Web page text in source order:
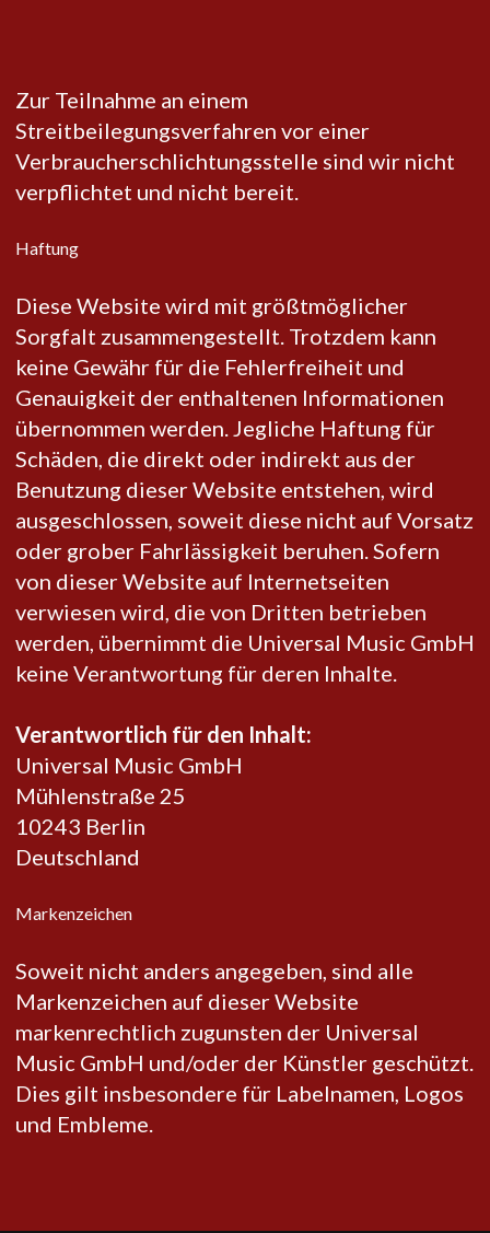
Zur Teilnahme an einem
Streitbeilegungsverfahren vor einer
Verbraucherschlichtungsstelle sind wir nicht
verpflichtet und nicht bereit.
Haftung
Diese Website wird mit größtmöglicher
Sorgfalt zusammengestellt. Trotzdem kann
keine Gewähr für die Fehlerfreiheit und
Genauigkeit der enthaltenen Informationen
übernommen werden. Jegliche Haftung für
Schäden, die direkt oder indirekt aus der
Benutzung dieser Website entstehen, wird
ausgeschlossen, soweit diese nicht auf Vorsatz
oder grober Fahrlässigkeit beruhen. Sofern
von dieser Website auf Internetseiten
verwiesen wird, die von Dritten betrieben
werden, übernimmt die Universal Music GmbH
keine Verantwortung für deren Inhalte.
Verantwortlich für den Inhalt:
Universal Music GmbH
Mühlenstraße 25
10243 Berlin
Deutschland
Markenzeichen
Soweit nicht anders angegeben, sind alle
Markenzeichen auf dieser Website
markenrechtlich zugunsten der Universal
Music GmbH und/oder der Künstler geschützt.
Dies gilt insbesondere für Labelnamen, Logos
und Embleme.